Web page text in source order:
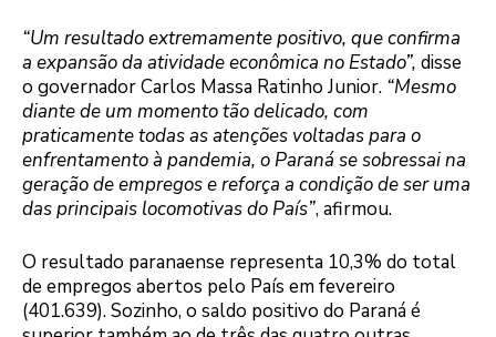
“Um resultado extremamente positivo, que confirma
a expansão da atividade econômica no Estado”, disse
o governador Carlos Massa Ratinho Junior. “Mesmo
diante de um momento tão delicado, com
praticamente todas as atenções voltadas para o
enfrentamento à pandemia, o Paraná se sobressai na
geração de empregos e reforça a condição de ser uma
das principais locomotivas do País”, afirmou.
O resultado paranaense representa 10,3% do total
de empregos abertos pelo País em fevereiro
(401.639). Sozinho, o saldo positivo do Paraná é